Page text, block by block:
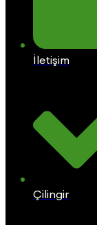
İletişim
Çilingir